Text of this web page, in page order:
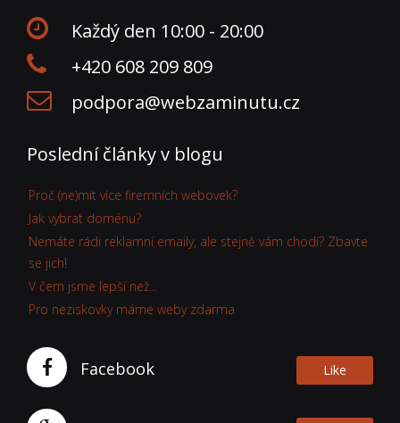
Každý den 10:00 - 20:00
+420 608 209 809
podpora@webzaminutu.cz
Poslední články v blogu
Proč (ne)mít více firemních webovek?
Jak vybrat doménu?
Nemáte rádi reklamní emaily, ale stejně vám chodí? Zbavte
se jich!
V čem jsme lepší než...
Pro neziskovky máme weby zdarma
Facebook Like